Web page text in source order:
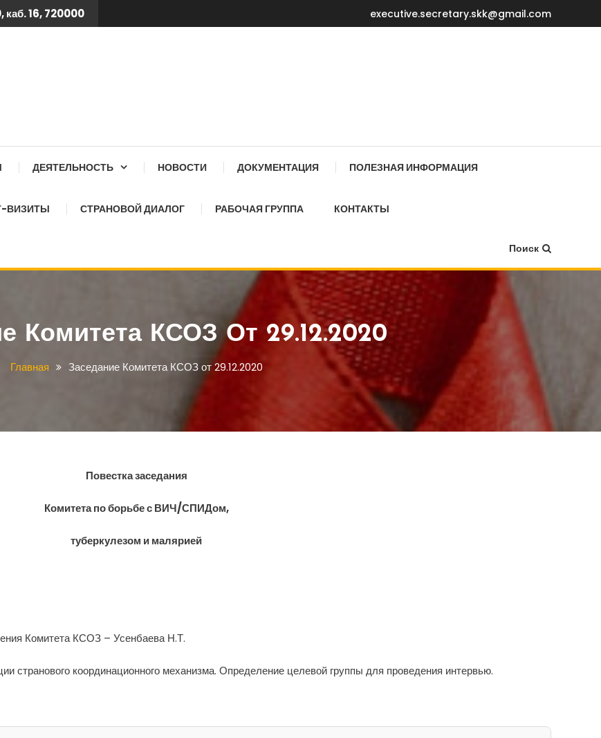
каб. 16, 720000 executive.secretary.skk@gmail.com
ДЕЯТЕЛЬНОСТЬ НОВОСТИ ДОКУМЕНТАЦИЯ ПОЛЕЗНАЯ ИНФОРМАЦИЯ
ВИЗИТЫ СТРАНОВОЙ ДИАЛОГ РАБОЧАЯ ГРУППА КОНТАКТЫ
Поиск
Комитета КСОЗ От 29.12.2020
Главная Заседание Комитета КСОЗ от 29.12.2020
Повестка заседания
Комитета по борьбе с ВИЧ/СПИДом,
туберкулезом и малярией
Комитета КСОЗ – Усенбаева Н.Т.
странового координационного механизма. Определение целевой группы для проведения интервью.